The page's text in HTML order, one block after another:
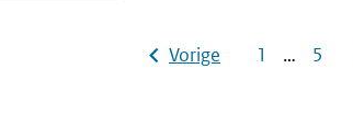
Vorige 1 … 5